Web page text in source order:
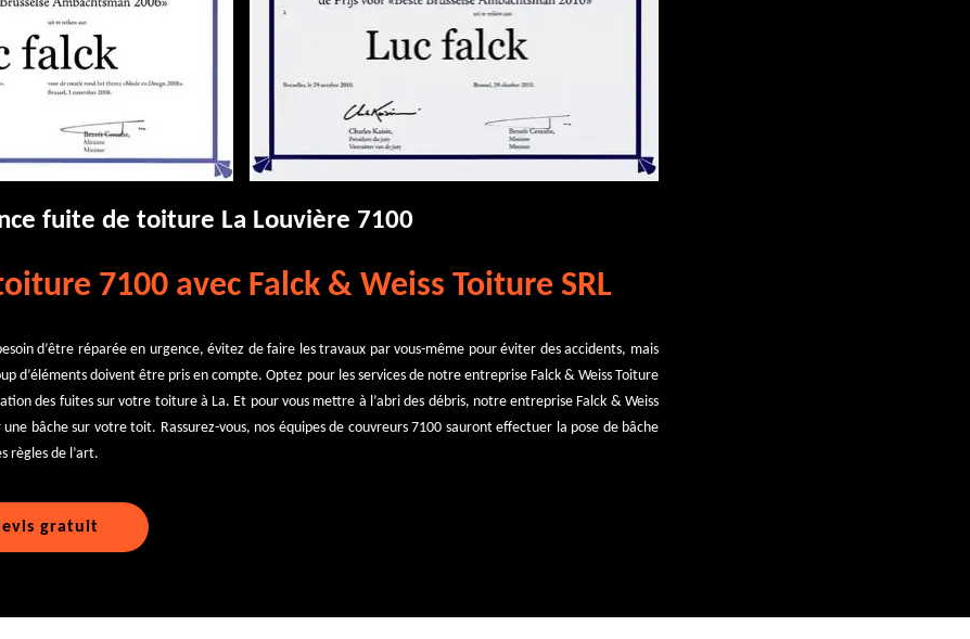
fuite de toiture La Louvière 7100
7100 avec Falck & Weiss Toiture SRL
d’être réparée en urgence, évitez de faire les travaux par vous-même pour éviter des accidents, mais
d’éléments doivent être pris en compte. Optez pour les services de notre entreprise Falck & Weiss Toiture
des fuites sur votre toiture à La. Et pour vous mettre à l’abri des débris, notre entreprise Falck & Weiss
une bâche sur votre toit. Rassurez-vous, nos équipes de couvreurs 7100 sauront effectuer la pose de bâche
règles de l’art.
gratuit